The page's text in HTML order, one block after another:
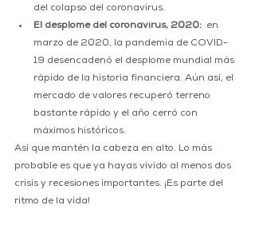
del colapso del coronavirus.
El desplome del coronavirus, 2020:
  en
marzo de 2020, la pandemia de COVID-
19 desencadenó el desplome mundial más
rápido de la historia financiera. Aún así, el
mercado de valores recuperó terreno
bastante rápido y el año cerró con
máximos históricos.
Así que mantén la cabeza en alto. Lo más
probable es que ya hayas vivido al menos dos
crisis y recesiones importantes. ¡Es parte del
ritmo de la vida!